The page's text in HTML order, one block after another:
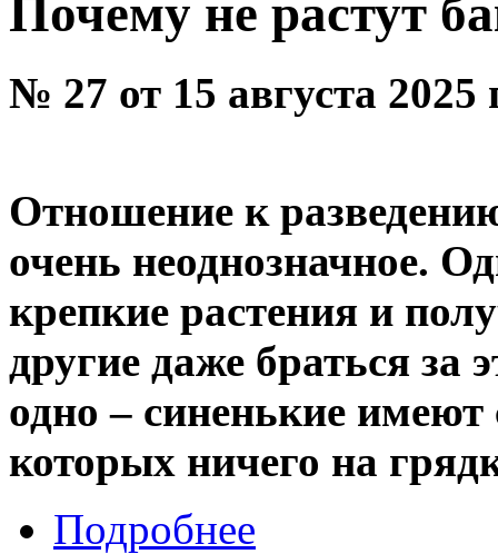
Почему не растут
№ 27 от 15 августа 2025
Отношение к
очень неоднозначное.
крепкие растения и
другие даже браться за
одно – синенькие имеют
которых ничего на
Подробнее